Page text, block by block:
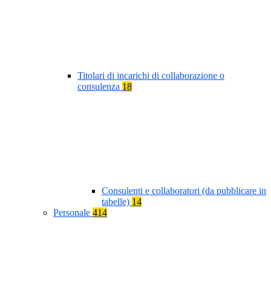
Titolari di incarichi di collaborazione o
consulenza 18
Consulenti e collaboratori (da pubblicare in
tabelle) 14
Personale 414